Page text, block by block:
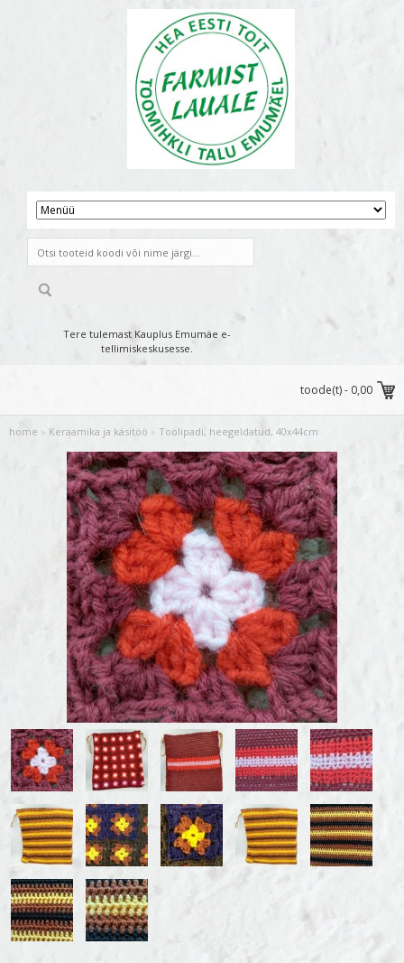
Tere tulemast Kauplus Emumäe e-
tellimiskeskusesse.
toode(t) - 0,00
home » Keraamika ja käsitöö » Toolipadi, heegeldatud, 40x44cm